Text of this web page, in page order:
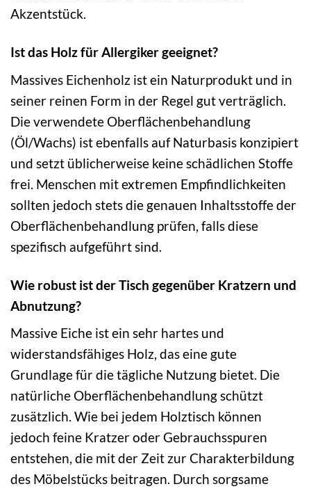
Akzentstück.
Ist das Holz für Allergiker geeignet?
Massives Eichenholz ist ein Naturprodukt und in
seiner reinen Form in der Regel gut verträglich.
Die verwendete Oberflächenbehandlung
(Öl/Wachs) ist ebenfalls auf Naturbasis konzipiert
und setzt üblicherweise keine schädlichen Stoffe
frei. Menschen mit extremen Empfindlichkeiten
sollten jedoch stets die genauen Inhaltsstoffe der
Oberflächenbehandlung prüfen, falls diese
spezifisch aufgeführt sind.
Wie robust ist der Tisch gegenüber Kratzern und
Abnutzung?
Massive Eiche ist ein sehr hartes und
widerstandsfähiges Holz, das eine gute
Grundlage für die tägliche Nutzung bietet. Die
natürliche Oberflächenbehandlung schützt
zusätzlich. Wie bei jedem Holztisch können
jedoch feine Kratzer oder Gebrauchsspuren
entstehen, die mit der Zeit zur Charakterbildung
des Möbelstücks beitragen. Durch sorgsame